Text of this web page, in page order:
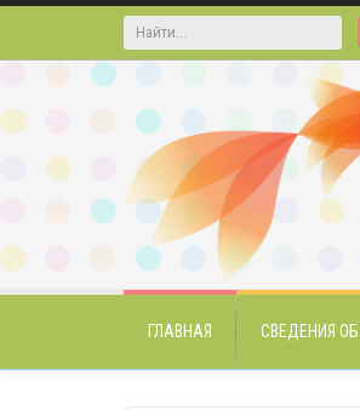
Перейти к основному содержанию
Форма поиска
ГЛАВНАЯ СВЕДЕНИЯ